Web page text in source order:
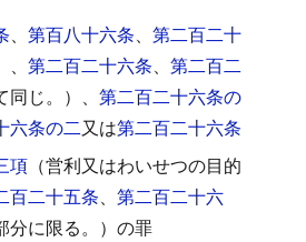
、 第百八十六条、 第二百二十
第二百二十六条、 第二百二
じ。）、 第二百二十六条の
六条の二又は第二百二十六条
項 （営利又はわいせつの目的
百二十五条、 第二百二十六
分に限る。）の罪